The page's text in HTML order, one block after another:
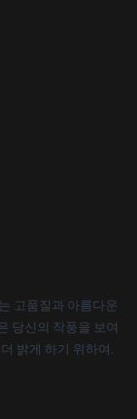
고품질과 아름다운
당신의 작풍을 보여
밝게 하기 위하여.